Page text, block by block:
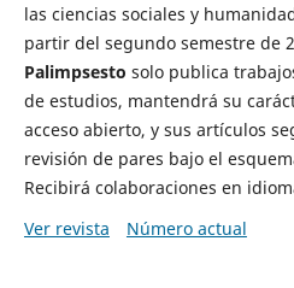
las ciencias sociales y
partir del segundo semestre de
Palimpsesto solo publica
de estudios, mantendrá su
acceso abierto, y sus artículos
revisión de pares bajo el
Recibirá colaboraciones en
Ver revista
Número actual